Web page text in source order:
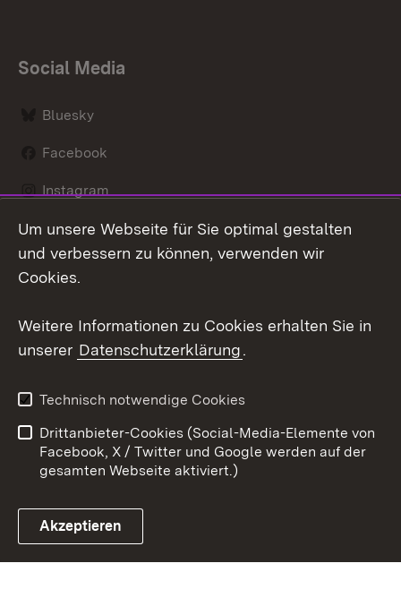
Social Media
Bluesky
Facebook
Instagram
LinkedIn
Link zum Landesportal
Datenschutz
Barrierefreiheit
Impressum
Cookies
Um unsere Webseite für Sie optimal gestalten
und verbessern zu können, verwenden wir
Cookies.
Weitere Informationen zu Cookies erhalten Sie in
unserer Datenschutzerklärung.
Technisch notwendige Cookies
Drittanbieter-Cookies (Social-Media-Elemente von
Facebook, X / Twitter und Google werden auf der
gesamten Webseite aktiviert.)
Akzeptieren